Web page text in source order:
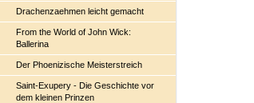
Drachenzaehmen leicht gemacht
From the World of John Wick:
Ballerina
Der Phoenizische Meisterstreich
Saint-Exupery - Die Geschichte vor
dem kleinen Prinzen